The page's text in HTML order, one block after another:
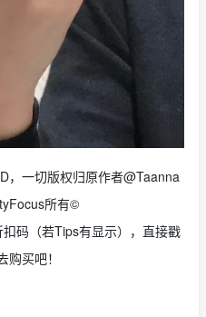
，一切版权归原作者@Taanna
所有©
码（若Tips有显示），直接戳
购买吧！